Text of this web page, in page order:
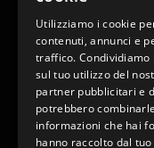
Via Alessandro
P.
Utilizziamo i cookie
contenuti, annunci e
traffico.
sul tuo utilizzo del
partner pubblicitari e
potrebbero
informazioni che hai
hanno raccolto dal